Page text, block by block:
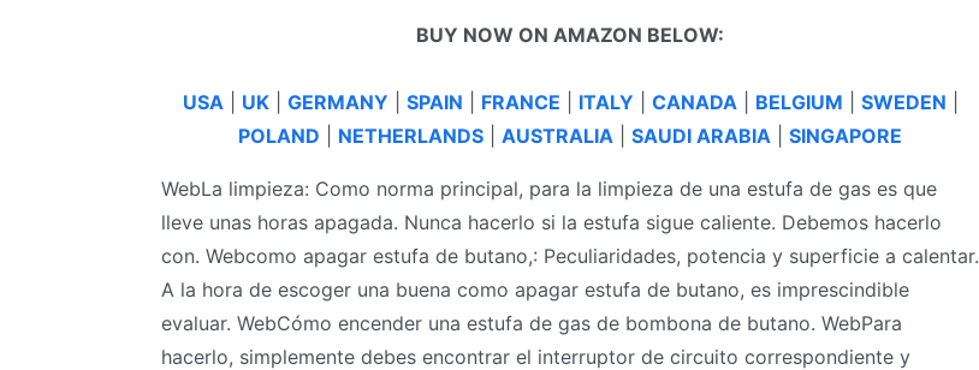
BUY NOW ON AMAZON BELOW:
USA UK| GERMANY SPAIN FRANCE ITALY CANADA BELGIUM SWEDEN
POLAND
NETHERLANDS AUSTRALIA SAUDI ARABIA SINGAPORE
WebLa limpieza: Como norma principal, para la limpieza de una estufa de gas es que
lleve unas horas apagada. Nunca hacerlo si la estufa sigue caliente. Debemos hacerlo
con. Webcomo apagar estufa de butano,: Peculiaridades, potencia y superficie a calentar.
A la hora de escoger una buena como apagar estufa de butano, es imprescindible
evaluar. WebCómo encender una estufa de gas de bombona de butano. WebPara
hacerlo, simplemente debes encontrar el interruptor de circuito correspondiente y